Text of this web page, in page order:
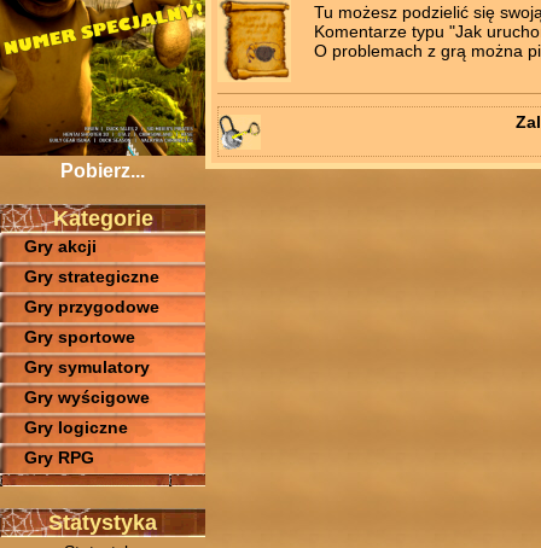
Pobierz...
Kategorie
Gry akcji
Gry strategiczne
Gry przygodowe
Gry sportowe
Gry symulatory
Gry wyścigowe
Gry logiczne
Gry RPG
Statystyka
Tu możesz podzielić się
Komentarze typu "Jak
O problemach z grą można